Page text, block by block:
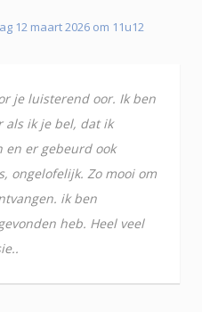
12 maart 2026 om 11u12
je luisterend oor. Ik ben
als ik je bel, dat ik
en er gebeurd ook
ongelofelijk. Zo mooi om
ik ben
heb. Heel veel